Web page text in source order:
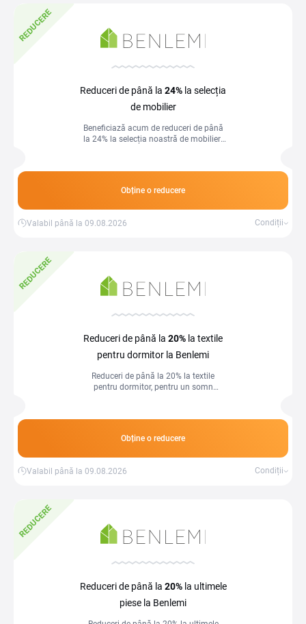
REDUCERE
Reduceri de până la 24% la selecția
de mobilier
Beneficiază acum de reduceri de până
la 24% la selecția noastră de mobilier!
depășești bugetul.
Obține o reducere
Valabil până la 09.08.2026 Condiții
REDUCERE
Reduceri de până la 20% la textile
pentru dormitor la Benlemi
Reduceri de până la 20% la textile
pentru dormitor, pentru un somn
Obține o reducere
Valabil până la 09.08.2026 Condiții
REDUCERE
Reduceri de până la 20%la ultimele
piese la Benlemi